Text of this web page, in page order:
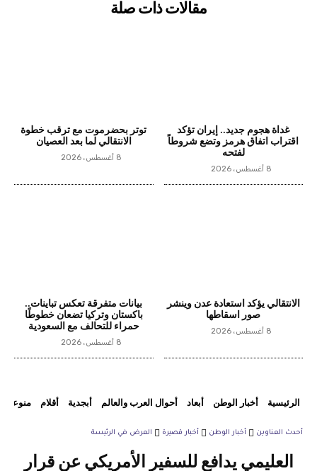
مقالات ذات صلة
غداة هجوم جديد.. إيران تؤكد
اقتراب اتفاق هرمز وتضع شروطاً
لفتحه
8 أغسطس، 2026
توتر بحضرموت مع ترقب خطوة
الانتقالي لما بعد العصيان
8 أغسطس، 2026
الانتقالي يؤكد استعادة عدن وينشر
صور اسقاطها
8 أغسطس، 2026
بيانات متفرقة تعكس تباينات..
باكستان وتركيا تضعان خطوطًا
حمراء للتحالف مع السعودية
8 أغسطس، 2026